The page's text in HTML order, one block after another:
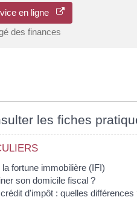
en ligne
des finances
les fiches
fortune immobilière (IFI)
son domicile fiscal ?
d'impôt : quelles différences